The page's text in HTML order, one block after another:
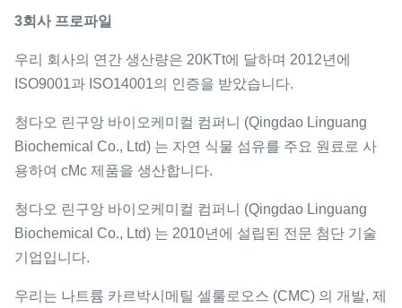
3회사 프로파일
우리 회사의 연간 생산량은 20KTt에 달하며 2012년에
ISO9001과 ISO14001의 인증을 받았습니다.
청다오 린구앙 바이오케미컬 컴퍼니 (Qingdao Linguang
Biochemical Co., Ltd) 는 자연 식물 섬유를 주요 원료로 사
용하여 cMc 제품을 생산합니다.
청다오 린구앙 바이오케미컬 컴퍼니 (Qingdao Linguang
Biochemical Co., Ltd) 는 2010년에 설립된 전문 첨단 기술
기업입니다.
우리는 나트륨 카르박시메틸 셀룰로오스 (CMC) 의 개발, 제